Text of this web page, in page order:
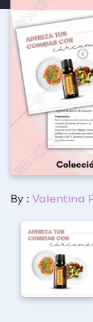
By : Valentina